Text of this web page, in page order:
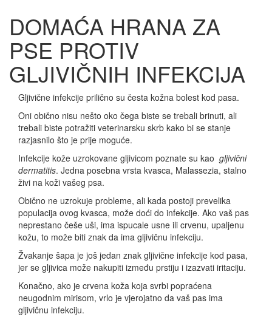
DOMAĆA HRANA ZA
PSE PROTIV
GLJIVIČNIH INFEKCIJA
Gljivične infekcije prilično su česta kožna bolest kod pasa.
Oni obično nisu nešto oko čega biste se trebali brinuti, ali
trebali biste potražiti veterinarsku skrb kako bi se stanje
razjasnilo što je prije moguće.
Infekcije kože uzrokovane gljivicom poznate su kao gljivični
dermatitis. Jedna posebna vrsta kvasca, Malassezia, stalno
živi na koži vašeg psa.
Obično ne uzrokuje probleme, ali kada postoji prevelika
populacija ovog kvasca, može doći do infekcije. Ako vaš pas
neprestano češe uši, ima ispucale usne ili crvenu, upaljenu
kožu, to može biti znak da ima gljivičnu infekciju.
Žvakanje šapa je još jedan znak gljivične infekcije kod pasa,
jer se gljivica može nakupiti između prstiju i izazvati iritaciju.
Konačno, ako je crvena koža koja svrbi popraćena
neugodnim mirisom, vrlo je vjerojatno da vaš pas ima
gljivičnu infekciju.